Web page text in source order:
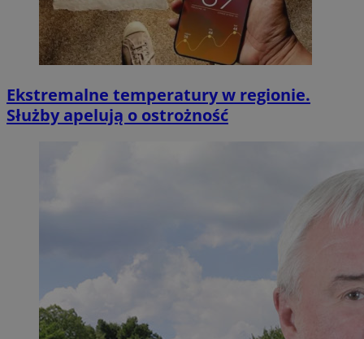
Ekstremalne temperatury w regionie.
Służby apelują o ostrożność